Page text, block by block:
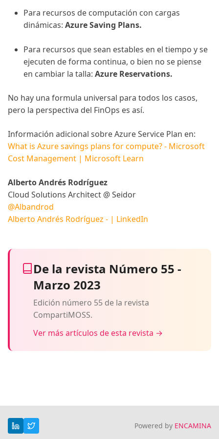
Para recursos de computación con cargas
dinámicas: Azure Saving Plans.
Para recursos que sean estables en el tiempo y se
ejecuten de forma continua, o bien no se piense
en cambiar la talla: Azure Reservations.
No hay una formula universal para todos los casos,
pero la perspectiva del FinOps es así.
Información adicional sobre Azure Service Plan en:
What is Azure savings plans for compute? - Microsoft
Cost Management | Microsoft Learn
Alberto Andrés Rodríguez
Cloud Solutions Architect @ Seidor
@Albandrod
Alberto Andrés Rodríguez - | LinkedIn
De la revista Número 55 -
Marzo 2023
Edición número 55 de la revista
CompartiMOSS.
Ver más artículos de esta revista →
Powered by ENCAMINA